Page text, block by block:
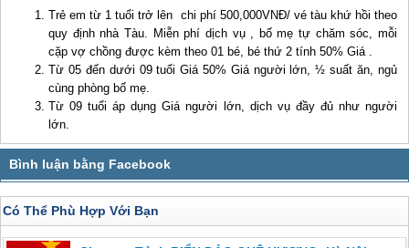
Trẻ em từ 1 tuổi trở lên chi phí 500,000VNĐ/ vé tàu khứ hồi theo
quy định nhà Tàu. Miễn phí dịch vụ , bố mẹ tự chăm sóc, mỗi
cặp vợ chồng được kèm theo 01 bé, bé thứ 2 tính 50% Giá .
Từ 05 đến dưới 09 tuổi Giá 50% Giá người lớn, ½ suất ăn, ngủ
cùng phòng bố mẹ.
Từ 09 tuổi áp dụng Giá người lớn, dịch vụ đầy đủ như người
lớn.
Có Thể Phù Hợp Với Bạn